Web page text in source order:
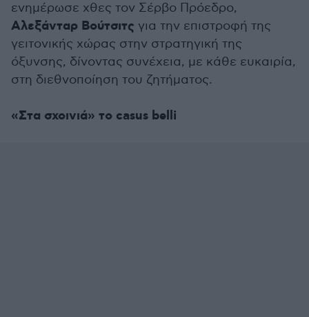
ενημέρωσε χθες τον Σέρβο Πρόεδρο,
Αλεξάνταρ Βούτσιτς για την επιστροφή της
γειτονικής χώρας στην στρατηγική της
όξυνσης, δίνοντας συνέχεια, με κάθε ευκαιρία,
στη διεθνοποίηση του ζητήματος.
«Στα σχοινιά» το casus belli